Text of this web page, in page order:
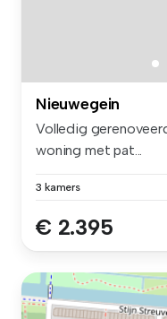
Nieuwegein
Volledig
woning met pat...
3 kamers
€ 2.395